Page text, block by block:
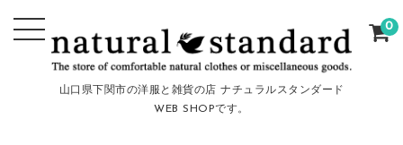
山口県下関市の洋服と雑貨の店 ナチュラルスタンダード
WEB SHOPです。
0